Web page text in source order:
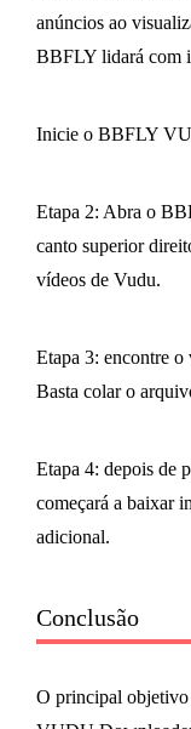
anúncios ao
BBFLY lidará com
Inicie o BBFLY
Etapa 2: Abra o
canto superior
vídeos de Vudu.
Etapa 3: encontre
Basta colar o
Etapa 4: depois de
começará a baixar
adicional.
Conclusão
O principal